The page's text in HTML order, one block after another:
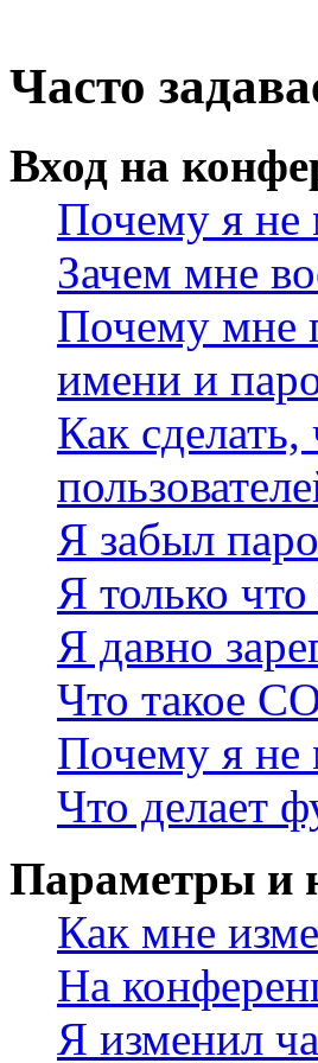
Часто
Вход на
Почему я не
Зачем мне
Почему мне
имени и
Как
Я забыл
Я только
Я давно
Что такое
Почему я не
Что делает
Параметры и
Как мне
На
Я изменил